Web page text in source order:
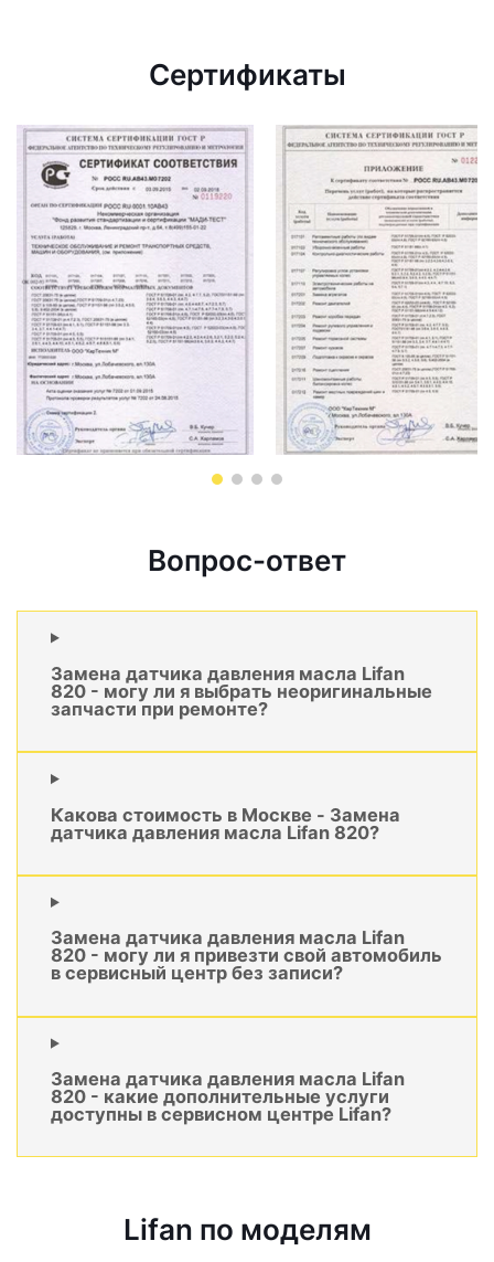
Сертификаты
Вопрос-ответ
Замена датчика давления масла Lifan
820 - могу ли я выбрать неоригинальные
запчасти при ремонте?
Какова стоимость в Москве - Замена
датчика давления масла Lifan 820?
Замена датчика давления масла Lifan
820 - могу ли я привезти свой автомобиль
в сервисный центр без записи?
Замена датчика давления масла Lifan
820 - какие дополнительные услуги
доступны в сервисном центре Lifan?
Lifan по моделям